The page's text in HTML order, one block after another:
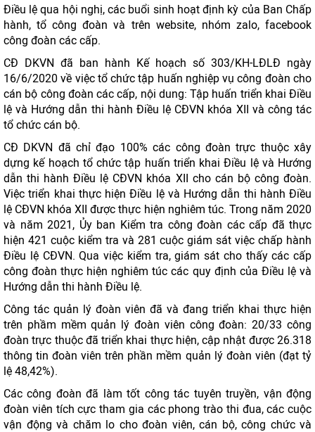
Điều lệ qua hội nghị, các buổi sinh hoạt định kỳ của Ban Chấp
hành, tổ công đoàn và trên website, nhóm zalo, facebook
công đoàn các cấp.
CĐ DKVN đã ban hành Kế hoạch số 303/KH-LĐLĐ ngày
16/6/2020 về việc tổ chức tập huấn nghiệp vụ công đoàn cho
cán bộ công đoàn các cấp, nội dung: Tập huấn triển khai Điều
lệ và Hướng dẫn thi hành Điều lệ CĐVN khóa XII và công tác
tổ chức cán bộ.
CĐ DKVN đã chỉ đạo 100% các công đoàn trực thuộc xây
dựng kế hoạch tổ chức tập huấn triển khai Điều lệ và Hướng
dẫn thi hành Điều lệ CĐVN khóa XII cho cán bộ công đoàn.
Việc triển khai thực hiện Điều lệ và Hướng dẫn thi hành Điều
lệ CĐVN khóa XII được thực hiện nghiêm túc. Trong năm 2020
và năm 2021, Ủy ban Kiểm tra công đoàn các cấp đã thực
hiện 421 cuộc kiểm tra và 281 cuộc giám sát việc chấp hành
Điều lệ CĐVN. Qua việc kiểm tra, giám sát cho thấy các cấp
công đoàn thực hiện nghiêm túc các quy định của Điều lệ và
Hướng dẫn thi hành Điều lệ.
Công tác quản lý đoàn viên đã và đang triển khai thực hiện
trên phầm mềm quản lý đoàn viên công đoàn: 20/33 công
đoàn trực thuộc đã triển khai thực hiện, cập nhật được 26.318
thông tin đoàn viên trên phần mềm quản lý đoàn viên (đạt tỷ
lệ 48,42%).
Các công đoàn đã làm tốt công tác tuyên truyền, vận động
đoàn viên tích cực tham gia các phong trào thi đua, các cuộc
vận động và chăm lo cho đoàn viên, cán bộ, công chức và